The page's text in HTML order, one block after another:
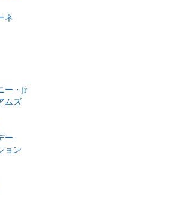
ネ
ー・jr
ムズ
ー
ョン